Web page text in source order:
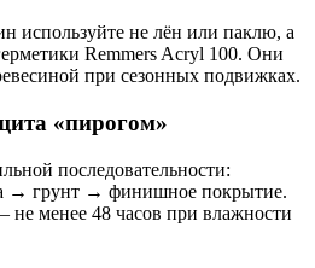
используйте не лён или паклю, а
Remmers Acryl 100. Они
при сезонных подвижках.
«пирогом»
последовательности:
→ грунт → финишное покрытие.
менее 48 часов при влажности